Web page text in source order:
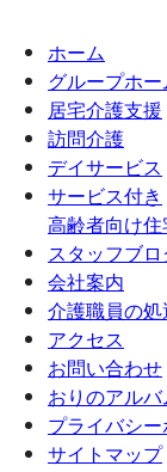
ホーム
グループホー
居宅介護支援
訪問介護
デイサービス
サービス付き
高齢者向け住
スタッフブ
会社案内
介護職員の
アクセス
お問い合わせ
おりのアル
プライバシ
サイトマップ